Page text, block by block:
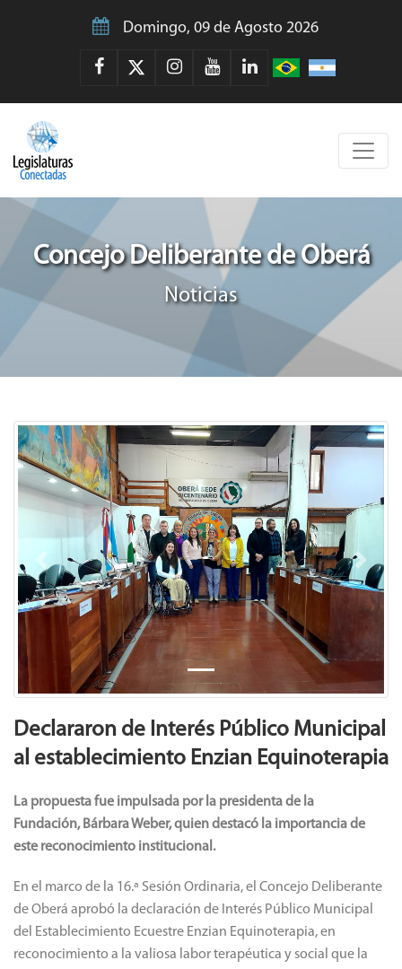
Domingo, 09 de Agosto 2026
Concejo Deliberante de Oberá
Noticias
Previous Next
Declararon de Interés Público Municipal
al establecimiento Enzian Equinoterapia
La propuesta fue impulsada por la presidenta de la
Fundación, Bárbara Weber, quien destacó la importancia de
este reconocimiento institucional.
En el marco de la 16.ª Sesión Ordinaria, el Concejo Deliberante
de Oberá aprobó la declaración de Interés Público Municipal
del Establecimiento Ecuestre Enzian Equinoterapia, en
reconocimiento a la valiosa labor terapéutica y social que la